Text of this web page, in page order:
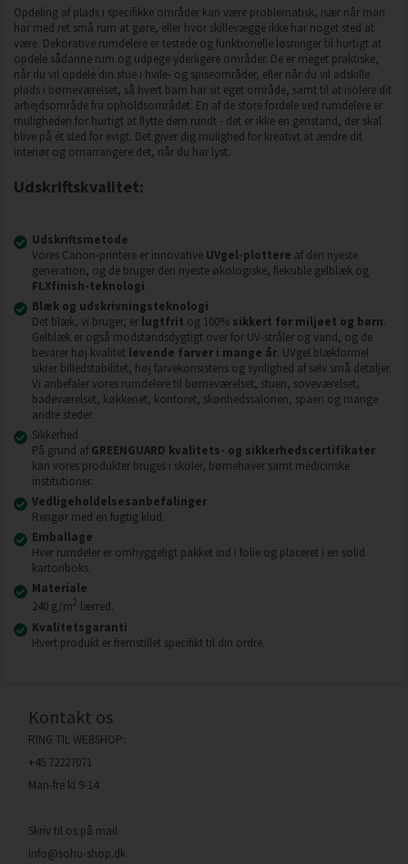
Opdeling af plads i specifikke områder kan være problematisk, især når man
har med ret små rum at gøre, eller hvor skillevægge ikke har noget sted at
være. Dekorative rumdelere er testede og funktionelle løsninger til hurtigt at
opdele sådanne rum og udpege yderligere områder. De er meget praktiske,
når du vil opdele din stue i hvile- og spiseområder, eller når du vil adskille
plads i børneværelset, så hvert barn har sit eget område, samt til at isolere dit
arbejdsområde fra opholdsområdet. En af de store fordele ved rumdelere er
muligheden for hurtigt at flytte dem rundt - det er ikke en genstand, der skal
blive på ét sted for evigt. Det giver dig mulighed for kreativt at ændre dit
interiør og omarrangere det, når du har lyst.
Udskriftskvalitet:
Udskriftsmetode
Vores Canon-printere er innovative UVgel-plottere af den nyeste
generation, og de bruger den nyeste økologiske, fleksible gelblæk og
FLXfinish-teknologi.
Blæk og udskrivningsteknologi
Det blæk, vi bruger, er lugtfrit og 100% sikkert for miljøet og børn.
Gelblæk er også modstandsdygtigt over for UV-stråler og vand, og de
bevarer høj kvalitet levende farver i mange år. UVgel blækformel
sikrer billedstabilitet, høj farvekonsistens og synlighed af selv små detaljer.
Vi anbefaler vores rumdelere til børneværelset, stuen, soveværelset,
badeværelset, køkkenet, kontoret, skønhedssalonen, spaen og mange
andre steder.
Sikkerhed
På grund af GREENGUARD kvalitets- og sikkerhedscertifikater
kan vores produkter bruges i skoler, børnehaver samt medicinske
institutioner.
Vedligeholdelsesanbefalinger
Rengør med en fugtig klud.
Emballage
Hver rumdeler er omhyggeligt pakket ind i folie og placeret i en solid
kartonboks.
Materiale
240 g/m2 lærred.
Kvalitetsgaranti
Hvert produkt er fremstillet specifikt til din ordre.
Kontakt os
RING TIL WEBSHOP:
+45 72227071
Man-fre kl 9-14
Skriv til os på mail
info@sohu-shop.dk